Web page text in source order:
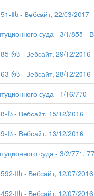
IIს - Вебсайт, 22/03/2017
суда - 3/1/855 -
რს - Вебсайт, 29/12/2016
რს - Вебсайт, 28/12/2016
суда - 1/16/770
Iს - Вебсайт, 15/12/2016
Iს - Вебсайт, 13/12/2016
суда - 3/2/771,
IIს - Вебсайт, 12/07/2016
IIს - Вебсайт, 12/07/2016